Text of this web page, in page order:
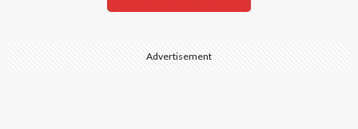
Advertisement